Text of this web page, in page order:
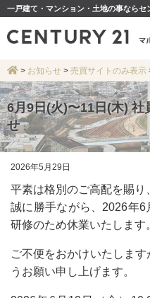
一戸建て・マンション・土地の事ならセ
> お知らせ >売買サイトのみ表示
6月9日(火)〜11日(木) 社
せ
2026年5月29日
平素は格別のご高配を賜り
誠に勝手ながら、2026年
研修のため休業いたします。
ご不便をおかけいたしま
うお願い申し上げます。